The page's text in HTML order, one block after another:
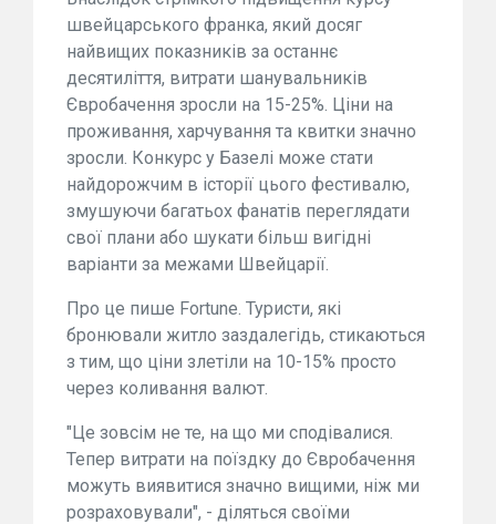
швейцарського франка, який досяг
найвищих показників за останнє
десятиліття, витрати шанувальників
Євробачення зросли на 15-25%. Ціни на
проживання, харчування та квитки значно
зросли. Конкурс у Базелі може стати
найдорожчим в історії цього фестивалю,
змушуючи багатьох фанатів переглядати
свої плани або шукати більш вигідні
варіанти за межами Швейцарії.
Про це пише Fortune. Туристи, які
бронювали житло заздалегідь, стикаються
з тим, що ціни злетіли на 10-15% просто
через коливання валют.
"Це зовсім не те, на що ми сподівалися.
Тепер витрати на поїздку до Євробачення
можуть виявитися значно вищими, ніж ми
розраховували", - діляться своїми